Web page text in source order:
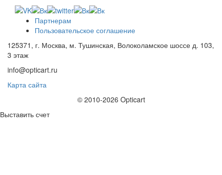
Партнерам
Пользовательское соглашение
125371, г. Москва, м. Тушинская, Волоколамское шоссе д. 103,
3 этаж
info@opticart.ru
Карта сайта
© 2010-2026 Opticart
Выставить счет